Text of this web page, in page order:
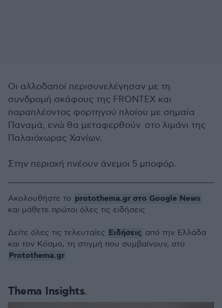
Οι αλλοδαποί περισυνελέγησαν με τη
συνδρομή σκάφους της FRONTEX και
παραπλέοντος φορτηγού πλοίου με σημαία
Παναμά, ενώ θα μεταφερθούν στο λιμάνι της
Παλαιόχωρας Χανίων.
Στην περιοχή πνέουν άνεμοι 5 μποφόρ.
Thema Insights
Ακολουθήστε το protothema.gr στο Google News
και μάθετε πρώτοι όλες τις ειδήσεις
Δείτε όλες τις τελευταίες Ειδήσεις από την Ελλάδα
και τον Κόσμο, τη στιγμή που συμβαίνουν, στο
Protothema.gr